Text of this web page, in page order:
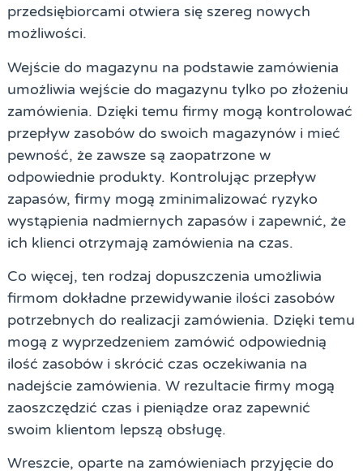
przedsiębiorcami otwiera się szereg nowych
możliwości.
Wejście do magazynu na podstawie zamówienia
umożliwia wejście do magazynu tylko po złożeniu
zamówienia. Dzięki temu firmy mogą kontrolować
przepływ zasobów do swoich magazynów i mieć
pewność, że zawsze są zaopatrzone w
odpowiednie produkty. Kontrolując przepływ
zapasów, firmy mogą zminimalizować ryzyko
wystąpienia nadmiernych zapasów i zapewnić, że
ich klienci otrzymają zamówienia na czas.
Co więcej, ten rodzaj dopuszczenia umożliwia
firmom dokładne przewidywanie ilości zasobów
potrzebnych do realizacji zamówienia. Dzięki temu
mogą z wyprzedzeniem zamówić odpowiednią
ilość zasobów i skrócić czas oczekiwania na
nadejście zamówienia. W rezultacie firmy mogą
zaoszczędzić czas i pieniądze oraz zapewnić
swoim klientom lepszą obsługę.
Wreszcie, oparte na zamówieniach przyjęcie do